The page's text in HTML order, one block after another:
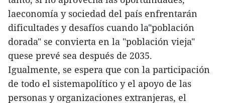
laeconomía y sociedad del país enfrentarán
dificultades y desafíos cuando la"población
dorada" se convierta en la "población vieja"
quese prevé sea después de 2035.
Igualmente, se espera que con la participación
de todo el sistemapolítico y el apoyo de las
personas y organizaciones extranjeras, el